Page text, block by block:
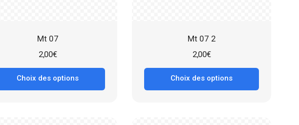
Mt 07
2,00€
Choix des options
Mt 07 2
2,00€
Choix des options